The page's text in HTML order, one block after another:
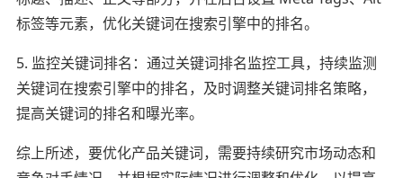
标签等元素，优化关键词在搜索引擎中的排名。
5. 监控关键词排名：通过关键词排名监控工具，持续监测
关键词在搜索引擎中的排名，及时调整关键词排名策略，
提高关键词的排名和曝光率。
综上所述，要优化产品关键词，需要持续研究市场动态和